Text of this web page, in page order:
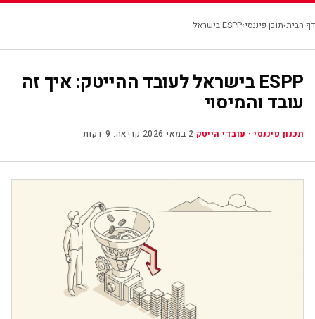
דבורה כהן|תכנון פיננסי דף הבית›תוכן פיננסי›ESPP בישראל
ESPP בישראל לעובד ההייטק: איך זה
עובד והמיסוי
תכנון פיננסי · עובדי הייטק·2 במאי 2026 ·קריאה: 9 דקות